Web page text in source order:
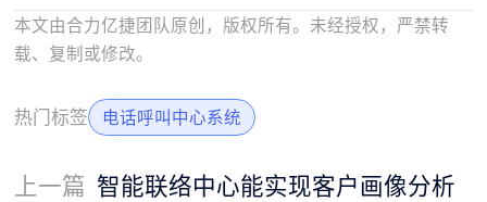
本文由合力亿捷团队原创，版权所有。未经授权，严禁转
载、复制或修改。
热门标签 电话呼叫中心系统
上一篇 智能联络中心能实现客户画像分析